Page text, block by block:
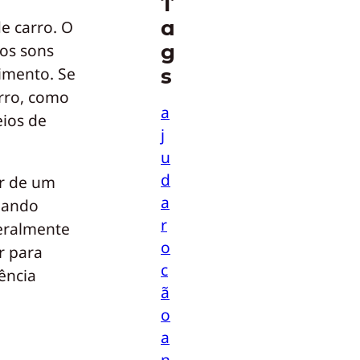
carro. O
sons
Se
como
de
de um
para
a
g
s
a
j
u
d
a
r
o
c
ã
o
a